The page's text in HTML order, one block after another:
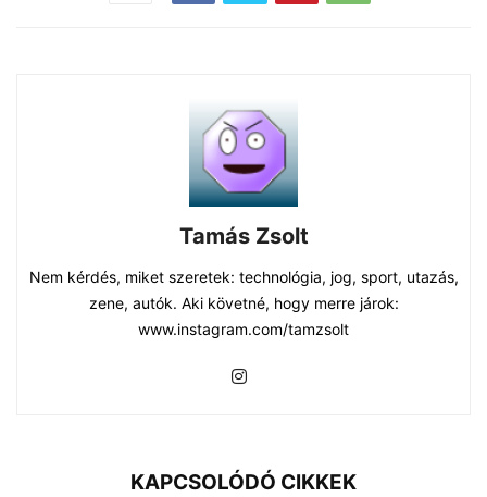
Tamás Zsolt
Nem kérdés, miket szeretek: technológia, jog, sport, utazás,
zene, autók. Aki követné, hogy merre járok:
www.instagram.com/tamzsolt
KAPCSOLÓDÓ CIKKEK